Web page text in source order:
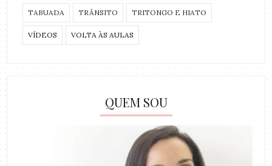
TABUADA TRÂNSITO TRITONGO E HIATO
VÍDEOS VOLTA ÀS AULAS
QUEM SOU